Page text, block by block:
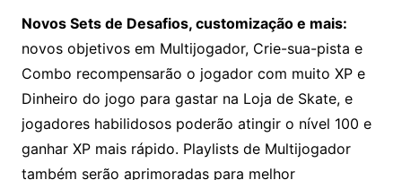
Novos Sets de Desafios, customização e mais:
novos objetivos em Multijogador, Crie-sua-pista e
Combo recompensarão o jogador com muito XP e
Dinheiro do jogo para gastar na Loja de Skate, e
jogadores habilidosos poderão atingir o nível 100 e
ganhar XP mais rápido. Playlists de Multijogador
também serão aprimoradas para melhor